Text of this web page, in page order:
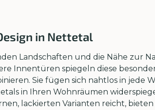
in Nettetal
Landschaften und die Nähe zur
Innentüren spiegeln diese
Sie fügen sich nahtlos in jede
in Ihren Wohnräumen
lackierten Varianten reicht,